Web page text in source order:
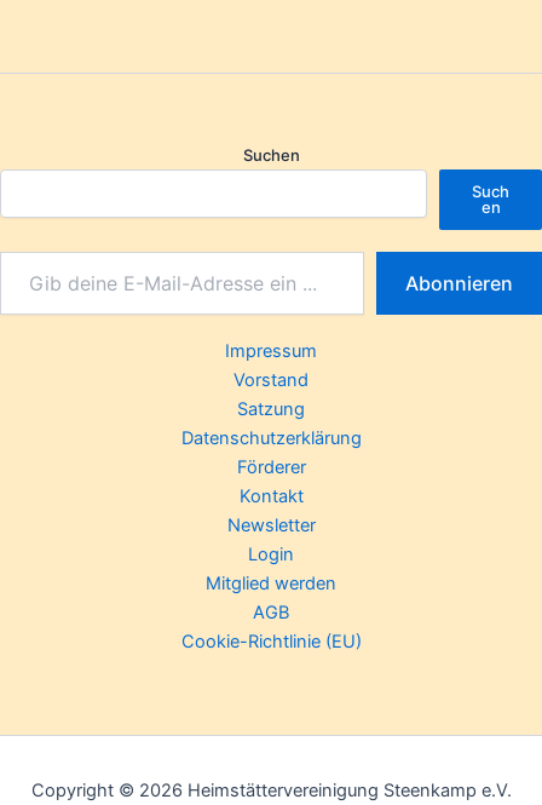
Suchen
Such
en
Abonnieren
Impressum
Vorstand
Satzung
Datenschutzerklärung
Förderer
Kontakt
Newsletter
Login
Mitglied werden
AGB
Cookie-Richtlinie (EU)
Copyright © 2026 Heimstättervereinigung Steenkamp e.V.